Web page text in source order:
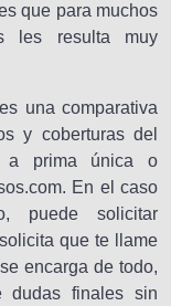
que para muchos
les resulta muy
una comparativa
y coberturas del
a prima única o
En el caso
puede solicitar
que te llame
encarga de todo,
dudas finales sin